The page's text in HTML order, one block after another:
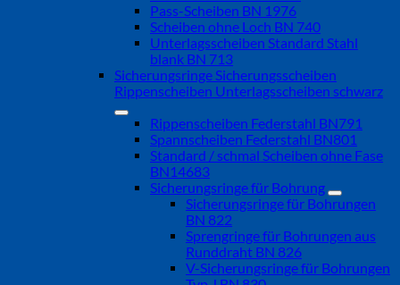
Pass-Scheiben BN 1976
Scheiben ohne Loch BN 740
Unterlagsscheiben Standard Stahl
blank BN 713
Sicherungsringe Sicherungsscheiben
Rippenscheiben Unterlagsscheiben schwarz
Rippenscheiben Federstahl BN791
Spannscheiben Federstahl BN801
Standard / schmal Scheiben ohne Fase
BN14683
Sicherungsringe für Bohrung
Sicherungsringe für Bohrungen
BN 822
Sprengringe für Bohrungen aus
Runddraht BN 826
V-Sicherungsringe für Bohrungen